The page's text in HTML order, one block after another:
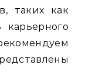
таких как